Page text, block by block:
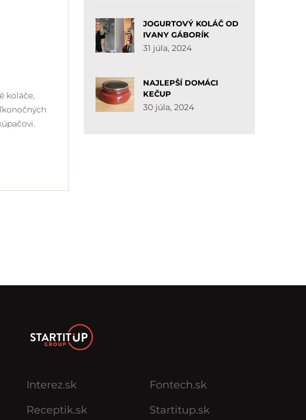
koláče,
JOGURTOVÝ KOLÁČ OD
IVANY GÁBORÍK
31 júla, 2024
NAJLEPŠÍ DOMÁCI
KEČUP
30 júla, 2024
Interez.sk
Receptik.sk
Fontech.sk
Startitup.sk